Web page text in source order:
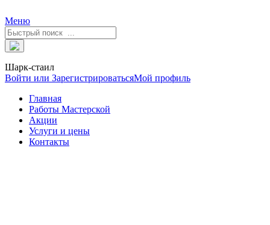
Меню
Шарк-стаил
Войти или ЗарегистрироватьсяМой профиль
Главная
Работы Мастерской
Акции
Услуги и цены
Контакты